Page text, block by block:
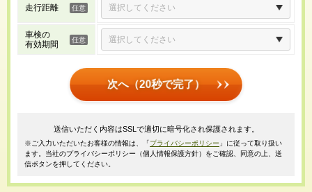
走行距離
車検の
有効期間
次へ（20秒で完了）
送信いただく内容はSSLで適切に暗号化され保護されます。
※ご入力いただいたお客様の情報は、「プライバシーポリシー 」に従って取り扱い
ます。当社のプライバシーポリシー（個人情報保護方針）をご確認、同意の上、送
信ボタンを押してください。